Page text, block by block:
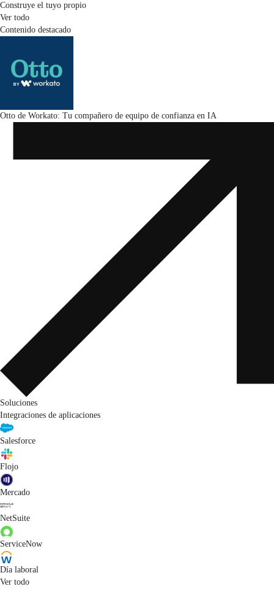
Construye el tuyo propio
Ver todo
Contenido destacado
Otto de Workato: Tu compañero de equipo de confianza en IA
Soluciones
Integraciones de aplicaciones
Salesforce
Flojo
Mercado
NetSuite
ServiceNow
Día laboral
Ver todo